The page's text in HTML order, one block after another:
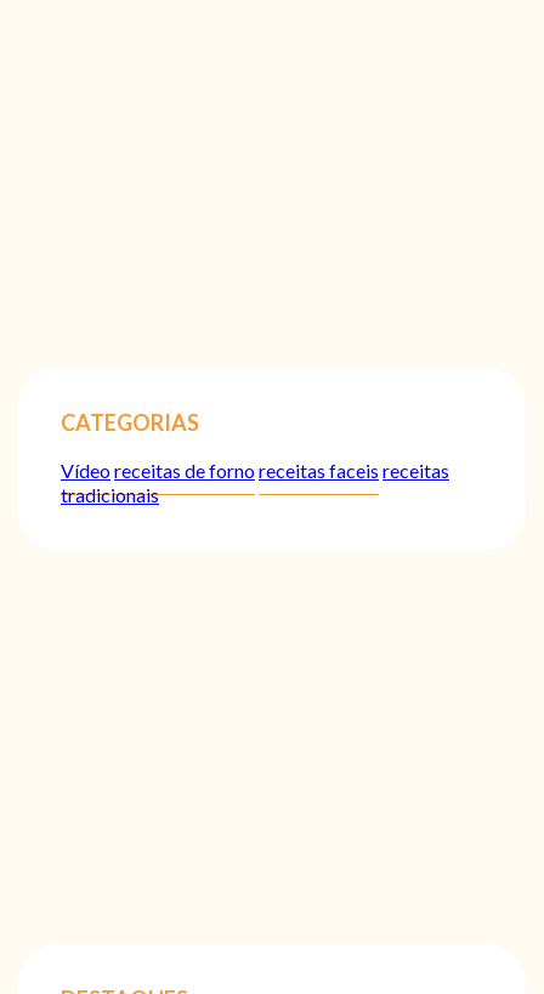
CATEGORIAS
Vídeoreceitas de fornoreceitas faceis receitas
tradicionais